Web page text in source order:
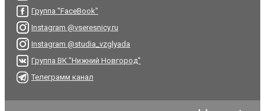
Группа "FaceBook"
Instagram @vseresnicy.ru
Instagram @studia_vzglyada
Группа ВК "Нижний Новгород"
Телеграмм канал